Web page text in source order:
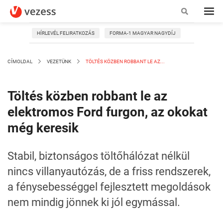
HÍRLEVÉL FELIRATKOZÁS FORMA-1 MAGYAR NAGYDÍJ
CÍMOLDAL VEZETÜNK TÖLTÉS KÖZBEN ROBBANT LE AZ...
Töltés közben robbant le az
elektromos Ford furgon, az okokat
még keresik
Stabil, biztonságos töltőhálózat nélkül
nincs villanyautózás, de a friss rendszerek,
a fénysebességgel fejlesztett megoldások
nem mindig jönnek ki jól egymással.